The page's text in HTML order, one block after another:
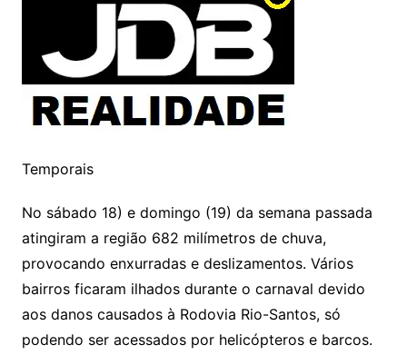
Temporais
No sábado 18) e domingo (19) da semana passada
atingiram a região 682 milímetros de chuva,
provocando enxurradas e deslizamentos. Vários
bairros ficaram ilhados durante o carnaval devido
aos danos causados à Rodovia Rio-Santos, só
podendo ser acessados por helicópteros e barcos.